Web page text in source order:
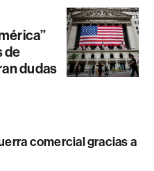
de
dudas
comercial gracias a